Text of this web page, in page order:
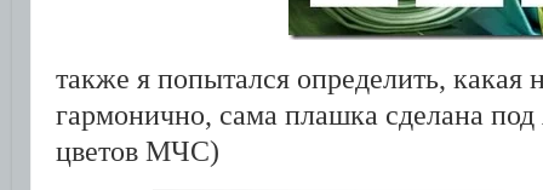
также я попытался определить, какая
гармонично, сама плашка сделана
цветов МЧС)